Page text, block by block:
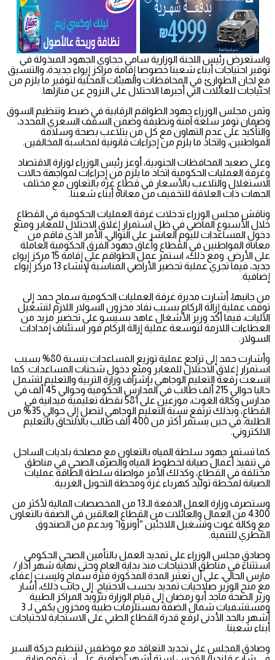
واستعرض رئيس اللجنة الوزارية سامي حجاوي الجهود المبذولة في
توفير احتياجات أبناء شعبنا خصوصا إقامة مراكز إيواء جديدة، والتنسيق
مع لجان الطوارئ في المحافظات والهيئات المحلية لتوفير ما يلزم من
احتياجات للعائلات التي أجبرها الاحتلال على النزوح عن منازلها.
وثمن مجلس الوزراء جهود الطواقم الرقابية في ضبط وتنظيم السوق
وضمان توفر سلعة آمنة ونظيفة وضمن السقف السعري المحدد،
والتأكيد على عدم التهاون مع كل من يتلاعب بصحة وسلامة
المواطنين، واتخاذ ما يلزم من إجراءات قانونية لمحاسبة المخالفين.
وعلى صعيد المحافظات الجنوبية، أوعز رئيس الوزراء لوزارة الاقتصاد
وغرفة العمليات الحكومية اتخاذ ما يلزم من إجراءات لمواجهة حالات
الاستغلال والتلاعب بالأسعار في قطاع غزة بالتعاون مع مختلف
الجهات ذات العلاقة للتخفيف من معاناة أبناء شعبنا.
وناقش مجلس الوزراء تدخلات غرفة العمليات الحكومية في القطاع
خلال الأسبوع الماضي في ظل استمرار إغلاق الاحتلال للمعابر ومنع
دخول المساعدات لليوم العاشر على التوالي، الأمر الذي فاقم من
معاناة المواطنين في القطاع وأعاق جهود الفرق الحكومية العاملة
على الأرض. ومع ذلك، استمر عمل الطواقم على إقامة 15 مركز إيواء
جديد، فيما تجري عملية تحضير الأراضي المناسبة لإنشاء 13 مركز إيواء
إضافية.
من جانبها، أشارت مديرة غرفة العمليات الحكومية سماح حمد إلى
توقف عملية إزالة الركام بسبب نفاد مخزون السولار اللازم لتشغيل
الآليات، فيما أكد وزير الأشغال عاهد بسيسو على تحضير مزيد من
العطاءات اللازمة لتوسعة عملية إزالة الركام فور استئناف إمدادات
السولار.
وأشارت حمد إلى تراجع عملية توزيع المساعدات بنسبة 80% بسبب
استمرار إغلاق الاحتلال للمعابر ومنع دخول شحنات المساعدات. كما
اتسعت رقعة التعليم الوجاهي بإشراف وزارة التربية والتعليم لتشمل
حاليا حوالي 215 ألف طالب في المدارس الحكومية وحوالي 45 ألف في
مدارس وكالة الغوث، موزعين على 581 نقطة تعليمية ميدانية في
القطاع، وبذلك ترتفع نسبة التعليم الوجاهي لتصل إلى حوالي 35% من
الطلبة، في حين يستمر أكثر من 400 ألف طالب بالالتحاق بالتعليم
الالكتروني.
كما تستمر جهود سلطة المياه بالتعاون مع مصلحة بلديات الساحل
في تنفيذ أعمال صيانة لخطوط المياه والصرف الصحي في مناطق
مختلفة في القطاع، وكذلك الأمر مواصلة سلطة الطاقة عمليات
الصيانة لمحطة توليد كهرباء غزة ومحطة التحويل الغربية.
وستصرف وزارة العمل الدفعة الـ13 من المخصصات المالية لأكثر من
4300 من العمال والعائلات من القطاع العالقين في الضفة بالتعاون
مع وكالة غوث وتشغيل اللاجئين “أونروا” وبدعم من الصندوق
القطري للتنمية.
وصادق مجلس الوزراء على تمديد العمل بالتأمين الصحي الحكومي
استثناءً في مناطق الاجتياحات منذ بداية العام وحتى نهاية شهر أذار/
مارس الحالي، على أن تعتبر المدة المذكورة فترة سماح وليست إعفاء،
مع منح الوزير صلاحيات تمديد بحسب الاحتياج. إلى جانب ذلك، أشار
وزير الصحة ماجد أبو رمضان إلى قيام الوزارة بتزويد المراكز الطبية
ومستشفيات شمال الضفة بمستلزمات طبية ومخزون يكفي لـ 3
أشهر بالحد الأدنى لرفع قدرة القطاع الطبي على الاستجابة لاحتياجات
أبناء شعبنا.
وصادق المجلس على تجديد التعاقد مع موظفين لتنظيم حركة السير